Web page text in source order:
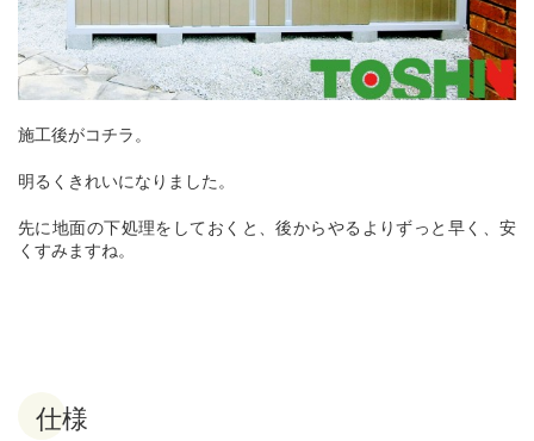
施工後がコチラ。
明るくきれいになりました。
先に地面の下処理をしておくと、後からやるよりずっと早く、安
くすみますね。
仕様